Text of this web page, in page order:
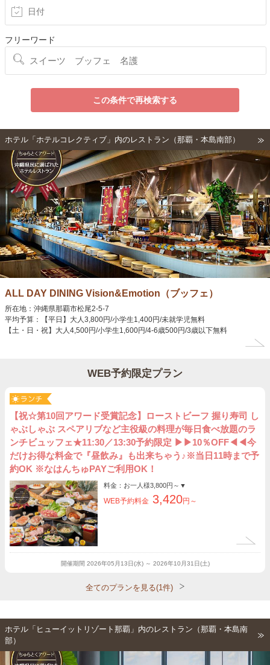
フリーワード
この条件で再検索する
ホテル「ホテルコレクティブ」内のレストラン（那覇・本島南部）
ALL DAY DINING Vision&Emotion（ブッフェ）
所在地：沖縄県那覇市松尾2-5-7
平均予算：【平日】大人3,800円/小学生1,400円/未就学児無料
【土・日・祝】大人4,500円/小学生1,600円/4-6歳500円/3歳以下無料
WEB予約限定プラン
【祝☆第10回アワード受賞記念】ローストビーフ 握り寿司 し
ゃぶしゃぶ スペアリブなど主役級の料理が毎日食べ放題のラ
ンチビュッフェ★11:30／13:30予約限定 ▶▶10％OFF◀◀今
だけお得な料金で『昼飲み』も出来ちゃう♪※当日11時まで予
約OK ※なはんちゅPAYご利用OK！
料金：お一人様3,800円～ ▼
WEB予約料金 3,420円～
開催期間 2026年05月13日(水) ～ 2026年10月31日(土)
全てのプランを見る(1件)
ホテル「ヒューイットリゾート那覇」内のレストラン（那覇・本島南
部）